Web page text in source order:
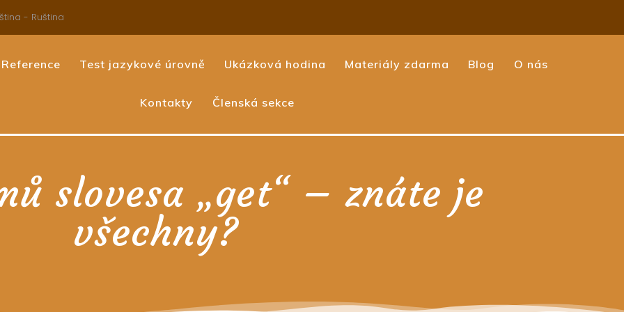
- Ruština
Reference Test jazykové úrovně Ukázková hodina Materiály zdarma Blog O nás
Kontakty Členská sekce
slovesa „get“ – znáte je
všechny?